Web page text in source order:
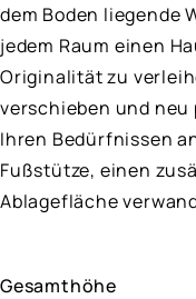
dem Boden liegende
jedem Raum einen
Originalität zu
verschieben und
Ihren Bedürfnissen
Fußstütze, einen
Ablagefläche
Gesamthöhe